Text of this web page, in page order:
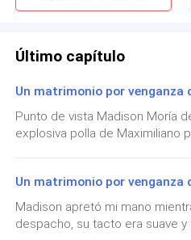
—¿Hola?
—Señorita Madison Fiorency
Central de Rockefeller.
su madre ha fallecido.
planes, la felicidad… todo
ojos. Un vacío doloroso se
mientras se dejaba caer en
Último capítulo
Punto de vista Madison Moría
explosiva polla de Maximiliano
un mafioso, jure en el altar
ser su mujer y amarlo y
llegue para cualquiera de los
él llegará a morir, tendrían que
Madison apretó mi mano mientras íbamos de camino al
despacho, su tacto era suave